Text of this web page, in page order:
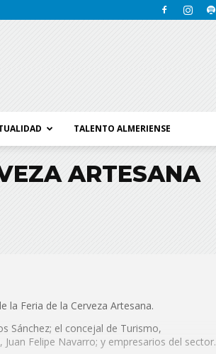
TALENTO ALMERIENSE
ARTESANA
la Feria de la Cerveza Artesana.
Sánchez; el concejal de Turismo,
Felipe Navarro; y empresarios del sector.